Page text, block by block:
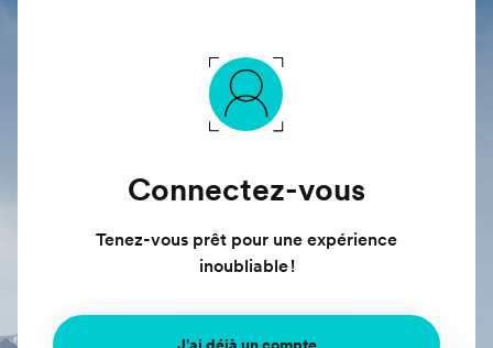
Connectez-vous
Tenez-vous prêt pour une expérience
inoubliable !